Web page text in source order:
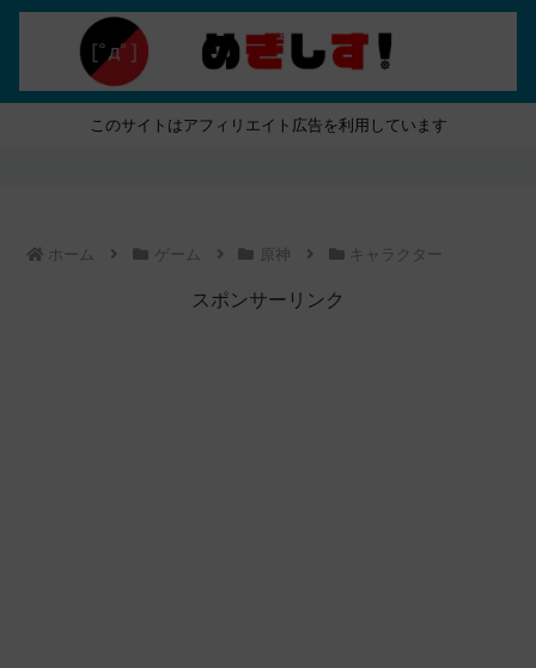
このサイトはアフィリエイト広告を利用しています
ホーム ゲーム 原神 キャラクター
スポンサーリンク